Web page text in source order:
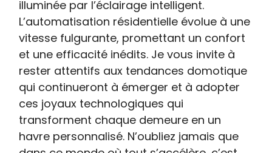
illuminée par l’éclairage intelligent.
L’automatisation résidentielle évolue à une
vitesse fulgurante, promettant un confort
et une efficacité inédits. Je vous invite à
rester attentifs aux tendances domotique
qui continueront à émerger et à adopter
ces joyaux technologiques qui
transforment chaque demeure en un
havre personnalisé. N’oubliez jamais que